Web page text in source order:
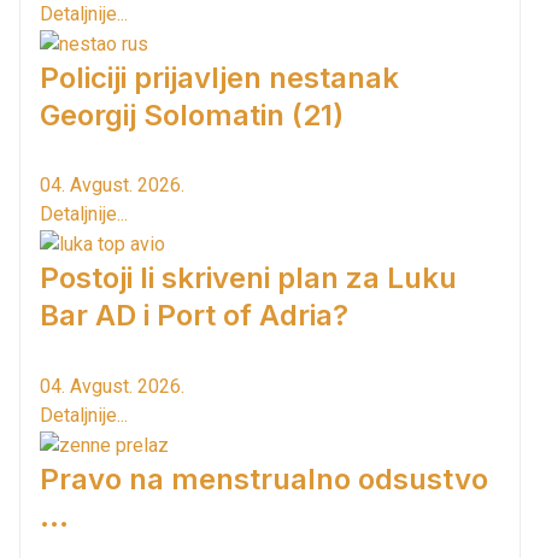
Detaljnije...
Policiji prijavljen nestanak
Georgij Solomatin (21)
04. Avgust. 2026.
Detaljnije...
Postoji li skriveni plan za Luku
Bar AD i Port of Adria?
04. Avgust. 2026.
Detaljnije...
Pravo na menstrualno odsustvo
...